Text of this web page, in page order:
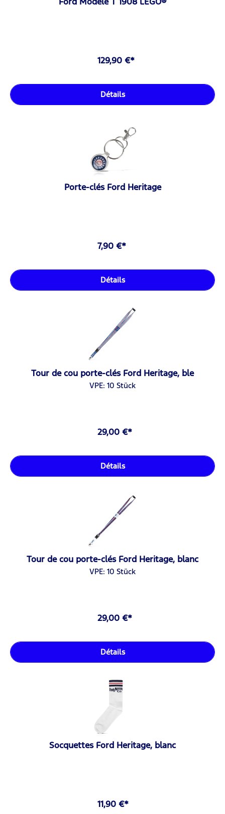
129,90 €*
Détails
Porte-clés Ford Heritage
7,90 €*
Détails
Tour de cou porte-clés Ford Heritage, ble
VPE: 10 Stück
29,00 €*
Détails
Tour de cou porte-clés Ford Heritage, blanc
VPE: 10 Stück
29,00 €*
Détails
Socquettes Ford Heritage, blanc
11,90 €*